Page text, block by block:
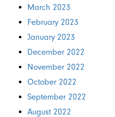
March 2023
February 2023
January 2023
December 2022
November 2022
October 2022
September 2022
August 2022